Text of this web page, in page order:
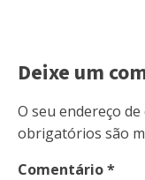
Deixe um
O seu endereço
obrigatórios são
Comentário*